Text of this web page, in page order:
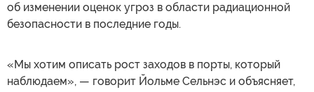
об изменении оценок угроз в области радиационной
безопасности в последние годы.
«Мы хотим описать рост заходов в порты, который
наблюдаем», — говорит Йольме Сельнэс и объясняет,